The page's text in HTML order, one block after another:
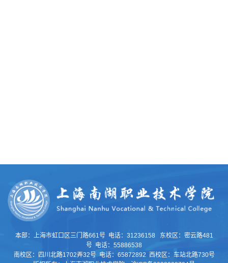
本部：上海市虹口区三门路661号 电话：31236158 东校区：密云路481
号 电话：55886538
南校区：四川北路1702弄32号 电话：65872892 西校区：车站北路730号